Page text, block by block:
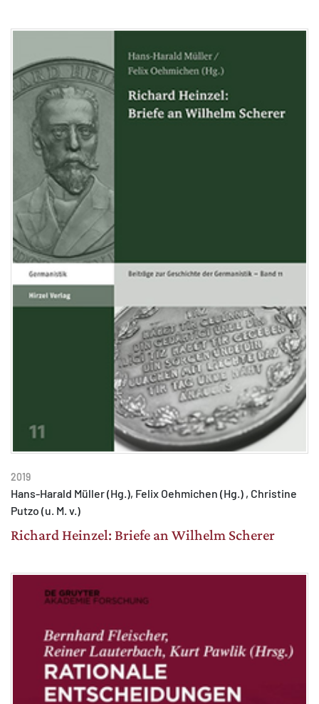
2019
Hans-Harald Müller (Hg.), Felix Oehmichen (Hg.) , Christine
Putzo (u. M. v.)
Richard Heinzel: Briefe an Wilhelm Scherer